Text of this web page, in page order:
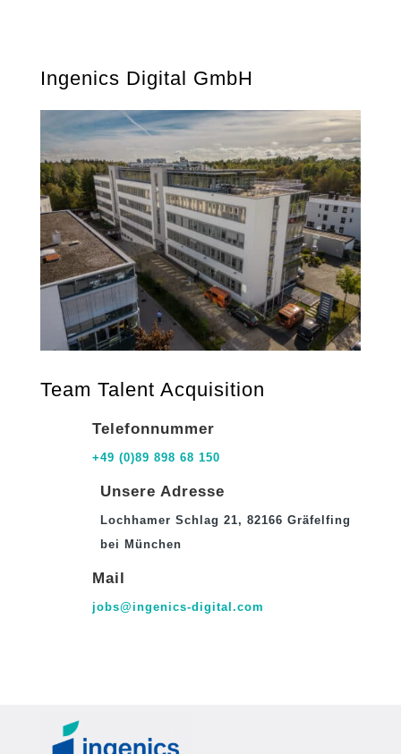
Ingenics Digital GmbH
Team Talent Acquisition
Telefonnummer
+49 (0)89 898 68 150
Unsere Adresse
Lochhamer Schlag 21, 82166 Gräfelfing
bei München
Mail
jobs@ingenics-digital.com